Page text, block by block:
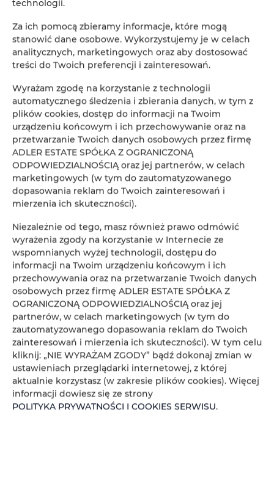
Rezerwacja online
Lokalizacja
Początek
Koniec
Osoby
Cena
SPRAWDŹ DOSTĘPNOŚĆ
FILTROWANIE
ADLER ESTATE Sp. z
o.o.
oferta
technologii.
Za ich pomocą zbieramy informacje, które mogą
stanowić dane osobowe. Wykorzystujemy je w celach
analitycznych, marketingowych oraz aby dostosować
treści do Twoich preferencji i zainteresowań.
Wyrażam zgodę na korzystanie z technologii
automatycznego śledzenia i zbierania danych, w tym z
plików cookies, dostęp do informacji na Twoim
urządzeniu końcowym i ich przechowywanie oraz na
przetwarzanie Twoich danych osobowych przez firmę
ADLER ESTATE SPÓŁKA Z OGRANICZONĄ
ODPOWIEDZIALNOŚCIĄ oraz jej partnerów, w celach
marketingowych (w tym do zautomatyzowanego
dopasowania reklam do Twoich zainteresowań i
mierzenia ich skuteczności).
Niezależnie od tego, masz również prawo odmówić
wyrażenia zgody na korzystanie w Internecie ze
wspomnianych wyżej technologii, dostępu do
informacji na Twoim urządzeniu końcowym i ich
przechowywania oraz na przetwarzanie Twoich danych
osobowych przez firmę ADLER ESTATE SPÓŁKA Z
OGRANICZONĄ ODPOWIEDZIALNOŚCIĄ oraz jej
partnerów, w celach marketingowych (w tym do
zautomatyzowanego dopasowania reklam do Twoich
zainteresowań i mierzenia ich skuteczności). W tym celu
kliknij: „NIE WYRAŻAM ZGODY” bądź dokonaj zmian w
ustawieniach przeglądarki internetowej, z której
aktualnie korzystasz (w zakresie plików cookies). Więcej
informacji dowiesz się ze strony
POLITYKA PRYWATNOŚCI I COOKIES SERWISU.